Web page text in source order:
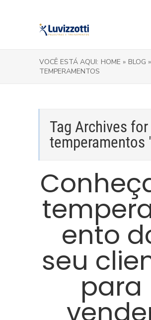
VOCÊ ESTÁ AQUI: HOME » BLOG »
TEMPERAMENTOS
Tag Archives for
temperamentos
ento
seu
para